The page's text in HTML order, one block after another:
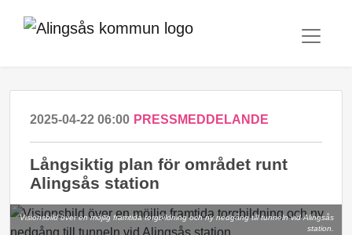
2025-04-22 06:00 PRESSMEDDELANDE
Långsiktig plan för området runt
Alingsås station
Visionsbild över en möjlig framtida torgbildning och ny nedgång till tunneln vid Alingsås
station.